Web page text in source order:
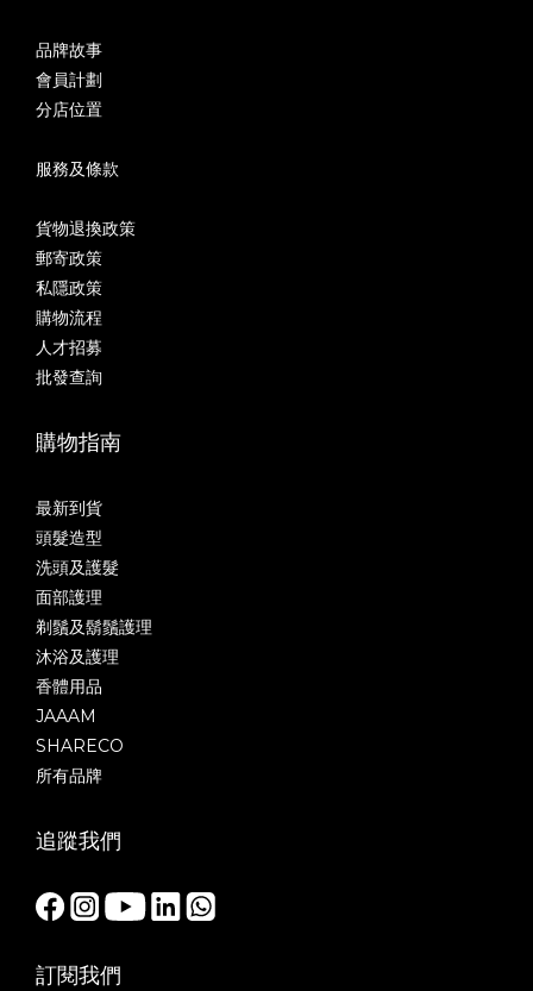
品牌故事
會員計劃
分店位置
服務及條款
貨物退換政策
郵寄政策
私隱政策
購物流程
人才招募
批發查詢
購物指南
最新到貨
頭髮造型
洗頭及護髮
面部護理
剃鬚及鬍鬚護理
沐浴及護理
香體用品
JAAAM
SHARECO
所有品牌
追蹤我們
訂閱我們